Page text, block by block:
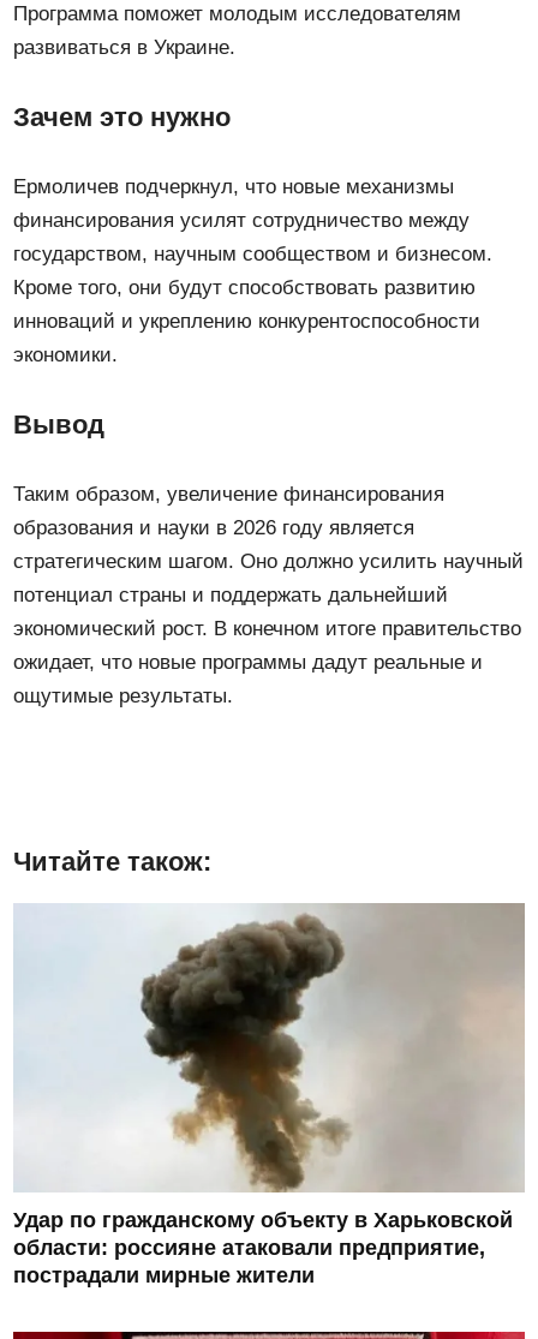
Программа поможет молодым исследователям
развиваться в Украине.
Зачем это нужно
Ермоличев подчеркнул, что новые механизмы
финансирования усилят сотрудничество между
государством, научным сообществом и бизнесом.
Кроме того, они будут способствовать развитию
инноваций и укреплению конкурентоспособности
экономики.
Вывод
Таким образом, увеличение финансирования
образования и науки в 2026 году является
стратегическим шагом. Оно должно усилить научный
потенциал страны и поддержать дальнейший
экономический рост. В конечном итоге правительство
ожидает, что новые программы дадут реальные и
ощутимые результаты.
Читайте також:
Удар по гражданскому объекту в Харьковской
области: россияне атаковали предприятие,
пострадали мирные жители